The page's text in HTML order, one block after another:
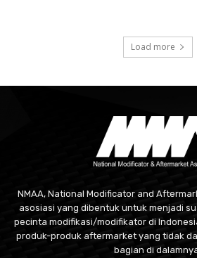
Load more
NMAA, National Modificator and
asosiasi yang dibentuk untuk menjadi
pecinta modifikasi/modifikator di
produk-produk aftermarket yang tidak
bagian di